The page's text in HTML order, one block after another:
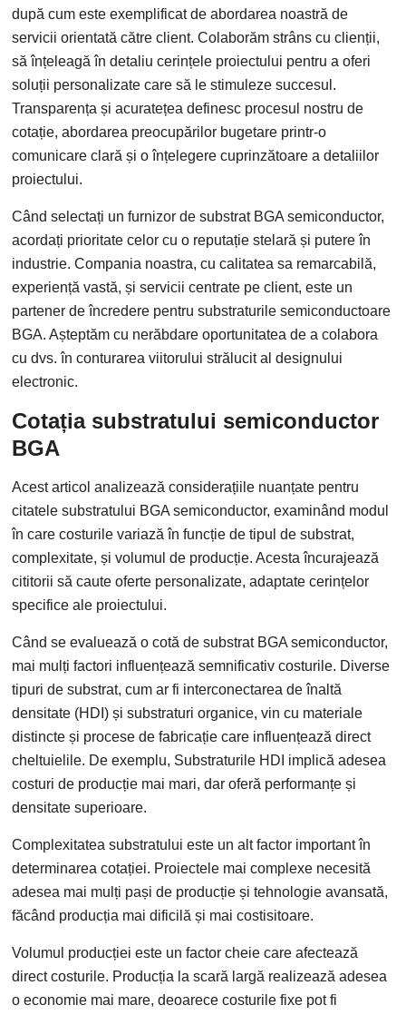
după cum este exemplificat de abordarea noastră de
servicii orientată către client. Colaborăm strâns cu clienții,
să înțeleagă în detaliu cerințele proiectului pentru a oferi
soluții personalizate care să le stimuleze succesul.
Transparența și acuratețea definesc procesul nostru de
cotație, abordarea preocupărilor bugetare printr-o
comunicare clară și o înțelegere cuprinzătoare a detaliilor
proiectului.
Când selectați un furnizor de substrat BGA semiconductor,
acordați prioritate celor cu o reputație stelară și putere în
industrie. Compania noastra, cu calitatea sa remarcabilă,
experiență vastă, și servicii centrate pe client, este un
partener de încredere pentru substraturile semiconductoare
BGA. Așteptăm cu nerăbdare oportunitatea de a colabora
cu dvs. în conturarea viitorului strălucit al designului
electronic.
Cotația substratului semiconductor
BGA
Acest articol analizează considerațiile nuanțate pentru
citatele substratului BGA semiconductor, examinând modul
în care costurile variază în funcție de tipul de substrat,
complexitate, și volumul de producție. Acesta încurajează
cititorii să caute oferte personalizate, adaptate cerințelor
specifice ale proiectului.
Când se evaluează o cotă de substrat BGA semiconductor,
mai mulți factori influențează semnificativ costurile. Diverse
tipuri de substrat, cum ar fi interconectarea de înaltă
densitate (HDI) și substraturi organice, vin cu materiale
distincte și procese de fabricație care influențează direct
cheltuielile. De exemplu, Substraturile HDI implică adesea
costuri de producție mai mari, dar oferă performanțe și
densitate superioare.
Complexitatea substratului este un alt factor important în
determinarea cotației. Proiectele mai complexe necesită
adesea mai mulți pași de producție și tehnologie avansată,
făcând producția mai dificilă și mai costisitoare.
Volumul producției este un factor cheie care afectează
direct costurile. Producția la scară largă realizează adesea
o economie mai mare, deoarece costurile fixe pot fi